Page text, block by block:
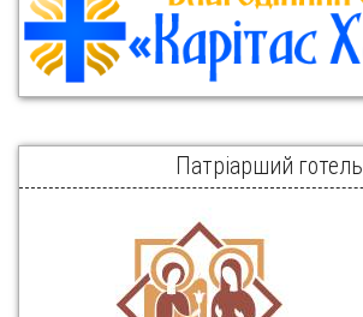
Патріарший готель